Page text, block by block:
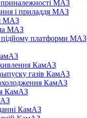
приналежності МАЗ
і приладдя МАЗ
МАЗ
МАЗ
підйому платформи МАЗ
КамАЗ
газів КамАЗ
КамАЗ
КамАЗ
КамАЗ